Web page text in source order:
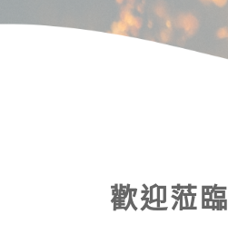
歡迎蒞臨